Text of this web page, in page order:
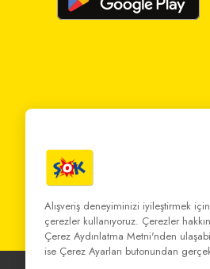
Bizi Arayın:0 850 808
Alışveriş deneyiminizi iyileştirmek
çerezler kullanıyoruz. Çerezler
Çerez Aydınlatma Metni'nden
ise Çerez Ayarları butonundan